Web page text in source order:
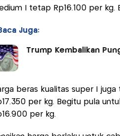
I tetap Rp16.100 per kg.
Juga:
Trump Kembalikan
beras kualitas super I
per kg. Begitu pula
per kg.